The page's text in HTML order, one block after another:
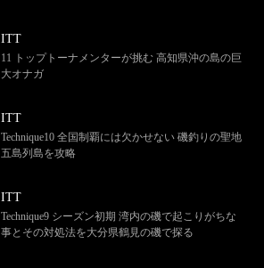
ITT
11 トップトーナメンターが挑む 高知県沖の島の巨
大オナガ
ITT
Technique10 全国制覇には欠かせない 磯釣りの聖地
五島列島を攻略
ITT
Technique9 シーズン初期 湾内の磯で起こりがちな
事とその対処法を大分県鶴見の磯で探る